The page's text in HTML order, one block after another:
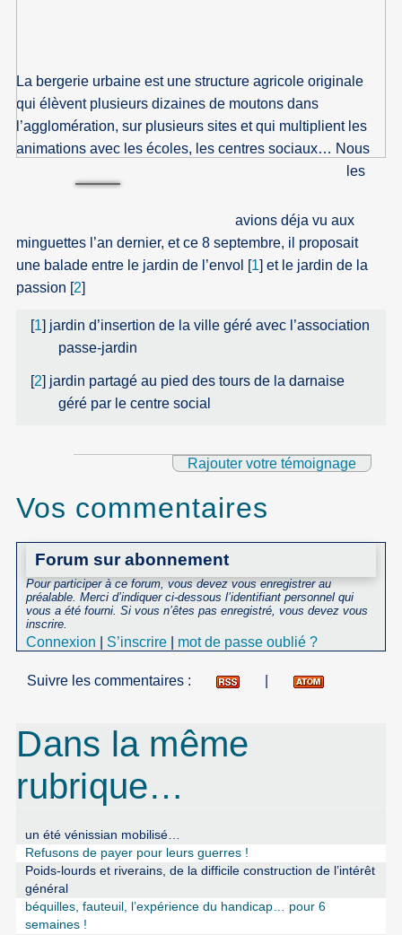
La bergerie urbaine est une structure agricole originale
qui élèvent plusieurs dizaines de moutons dans
l’agglomération, sur plusieurs sites et qui multiplient les
animations avec les écoles, les centres sociaux… Nous
les
avions déja vu aux
minguettes l’an dernier, et ce 8 septembre, il proposait
une balade entre le jardin de l’envol [1] et le jardin de la
passion [2]
[1] jardin d’insertion de la ville géré avec l’association
passe-jardin
[2] jardin partagé au pied des tours de la darnaise
géré par le centre social
Rajouter votre témoignage
Vos commentaires
Forum sur abonnement
Pour participer à ce forum, vous devez vous enregistrer au
préalable. Merci d’indiquer ci-dessous l’identifiant personnel qui
vous a été fourni. Si vous n’êtes pas enregistré, vous devez vous
inscrire.
Connexion S’inscrire mot de passe oublié ?
Suivre les commentaires :
Dans la même
rubrique…
un été vénissian mobilisé…
Refusons de payer pour leurs guerres !
Poids-lourds et riverains, de la difficile construction de l’intérêt
général
béquilles, fauteuil, l’expérience du handicap… pour 6
semaines !